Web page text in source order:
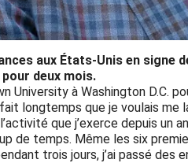
aux États-Unis en
deux mois.
University à Washington
longtemps que je voulais
que j’exerce depuis
de temps. Même les six
trois jours, j’ai passé